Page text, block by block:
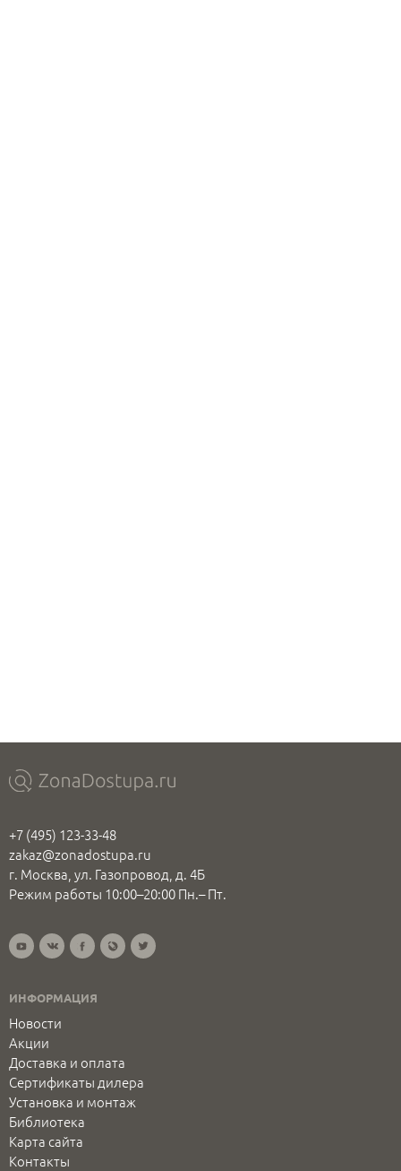
+7 (495) 123-33-48
zakaz@zonadostupa.ru
г. Москва, ул. Газопровод, д. 4Б
Режим работы 10:00–20:00 Пн.– Пт.
ИНФОРМАЦИЯ
Новости
Акции
Доставка и оплата
Сертификаты дилера
Установка и монтаж
Библиотека
Карта сайта
Контакты